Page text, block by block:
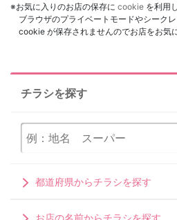
※お気に入りのお店の保存に cookie を利用
ブラウザのプライベートモードやシーク
cookie が保存されませんのでお店をお気
チラシを探す
都道府県からチラシを探す
お店の名前からチラシを探す